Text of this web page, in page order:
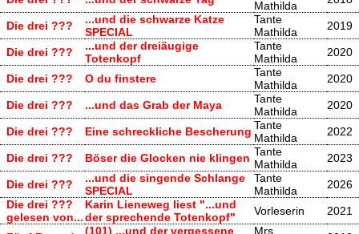
Mathilda
Die drei ???
...und die schwarze Katze
SPECIAL
Tante
Mathilda
2019
Die drei ???
...und der dreiäugige
Totenkopf
Tante
Mathilda
2020
Die drei ??? O du finstere
Tante
Mathilda
2020
Die drei ??? ...und das Grab der Maya
Tante
Mathilda
2020
Die drei ??? Eine schreckliche Bescherung Tante
Mathilda
2022
Die drei ??? Böser die Glocken nie klingen Tante
Mathilda
2023
Die drei ???
...und die singende Schlange
SPECIAL
Tante
Mathilda
2026
Die drei ???
gelesen von...
Karin Lieneweg liest "...und
der sprechende Totenkopf"
Vorleserin 2021
(101) ...und der vergessene
Mrs.